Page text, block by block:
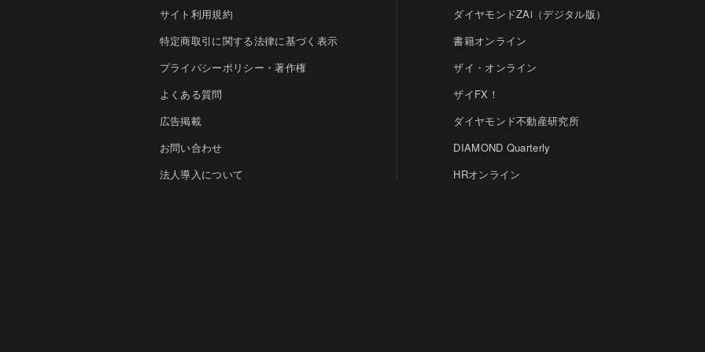
サイト利用規約
特定商取引に関する法律に基づく表示
プライバシーポリシー・著作権
よくある質問
広告掲載
お問い合わせ
法人導入について
ダイヤモンドZAi（デジタル版）
書籍オンライン
ザイ・オンライン
ザイFX！
ダイヤモンド不動産研究所
DIAMOND Quarterly
HRオンライン